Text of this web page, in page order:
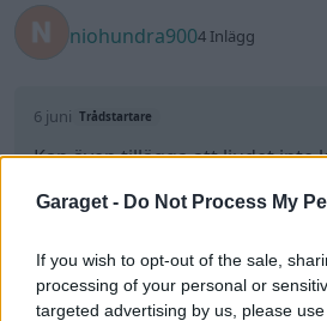
Garaget - Do Not Process My
If you wish to opt-out of the sale,
processing of your personal or
targeted advertising by us, please
niohundra9004 Inlägg
6 juni Trådstartare
Kan även tillägga att ljudet inte
backar och bromsar. Jag gissar
händer när vikten fördelas
Citera